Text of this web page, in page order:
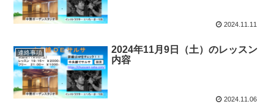
2024.11.11
連絡事項
2024年11月9日（土）のレッスン
内容
2024.11.06